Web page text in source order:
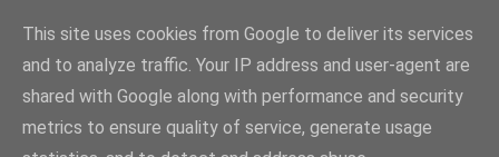
This site uses cookies from Google to deliver its services
and to analyze traffic. Your IP address and user-agent are
shared with Google along with performance and security
metrics to ensure quality of service, generate usage